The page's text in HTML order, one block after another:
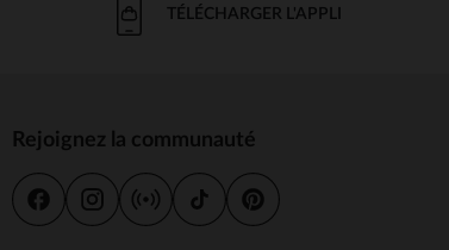
TÉLÉCHARGER L'APPLI
Rejoignez la communauté